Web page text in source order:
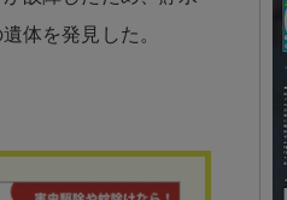
体を発見した。